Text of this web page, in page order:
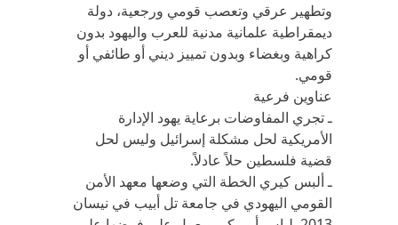
وتطهير عرقي وتعصب قومي ورجعية، دولة
ديمقراطية علمانية مدنية للعرب واليهود بدون
كراهية وبغضاء وبدون تمييز ديني أو طائفي أو
قومي.
عناوين فرعية
ـ تجري المفاوضات برعاية يهود الإدارة
الأمريكية لحل مشكلة إسرائيل وليس لحل
قضية فلسطين حلاً عادلاً.
ـ ألبس كيري الخطة التي وضعها معهد الأمن
القومي اليهودي في جامعة تل أبيب في نيسان